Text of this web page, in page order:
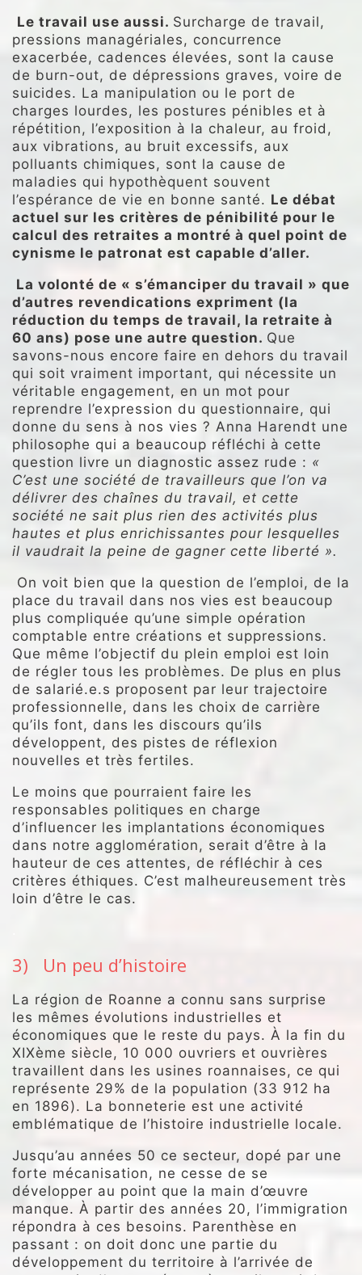
Le travail use aussi. Surcharge de travail,
pressions managériales, concurrence
exacerbée, cadences élevées, sont la cause
de burn-out, de dépressions graves, voire de
suicides. La manipulation ou le port de
charges lourdes, les postures pénibles et à
répétition, l’exposition à la chaleur, au froid,
aux vibrations, au bruit excessifs, aux
polluants chimiques, sont la cause de
maladies qui hypothèquent souvent
l’espérance de vie en bonne santé. Le débat
actuel sur les critères de pénibilité pour le
calcul des retraites a montré à quel point de
cynisme le patronat est capable d’aller.
La volonté de « s’émanciper du travail » que
d’autres revendications expriment (la
réduction du temps de travail, la retraite à
60 ans) pose une autre question. Que
savons-nous encore faire en dehors du travail
qui soit vraiment important, qui nécessite un
véritable engagement, en un mot pour
reprendre l’expression du questionnaire, qui
donne du sens à nos vies ? Anna Harendt une
philosophe qui a beaucoup réfléchi à cette
question livre un diagnostic assez rude : «
C’est une société de travailleurs que l’on va
délivrer des chaînes du travail, et cette
société ne sait plus rien des activités plus
hautes et plus enrichissantes pour lesquelles
il vaudrait la peine de gagner cette liberté ».
On voit bien que la question de l’emploi, de la
place du travail dans nos vies est beaucoup
plus compliquée qu’une simple opération
comptable entre créations et suppressions.
Que même l’objectif du plein emploi est loin
de régler tous les problèmes. De plus en plus
de salarié.e.s proposent par leur trajectoire
professionnelle, dans les choix de carrière
qu’ils font, dans les discours qu’ils
développent, des pistes de réflexion
nouvelles et très fertiles.
Le moins que pourraient faire les
responsables politiques en charge
d’influencer les implantations économiques
dans notre agglomération, serait d’être à la
hauteur de ces attentes, de réfléchir à ces
critères éthiques. C’est malheureusement très
loin d’être le cas.
3) Un peu d’histoire
La région de Roanne a connu sans surprise
les mêmes évolutions industrielles et
économiques que le reste du pays. À la fin du
XIXème siècle, 10 000 ouvriers et ouvrières
travaillent dans les usines roannaises, ce qui
représente 29% de la population (33 912 ha
en 1896). La bonneterie est une activité
emblématique de l’histoire industrielle locale.
Jusqu’au années 50 ce secteur, dopé par une
forte mécanisation, ne cesse de se
développer au point que la main d’œuvre
manque. À partir des années 20, l’immigration
répondra à ces besoins. Parenthèse en
passant : on doit donc une partie du
développement du territoire à l’arrivée de